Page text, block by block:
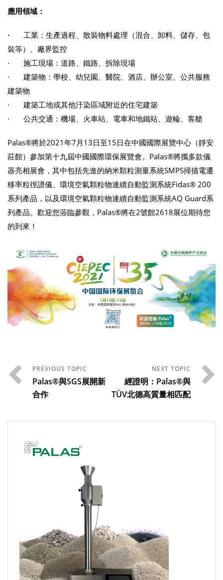
應用領域：
· 工業：生產過程、散裝物料處理（混合、卸料、儲存、包
裝等）、廠界監控
· 施工現場：道路、鐵路、拆除現場
· 建築物：學校、幼兒園、醫院、酒店、辦公室、公共服務
建築物
· 建築工地或其他汙染區域附近的住宅建築
· 公共交通：機場、火車站、電車和地鐵站、遊輪、客艙
Palas®將於2021年7月13日至15日在中國國際展覽中心（靜安
莊館）參加第十九屆中國國際環保展覽會。Palas®將攜多款儀
器亮相展會，其中包括先進的納米顆粒測量系統SMPS掃描電遷
移率粒徑譜儀、環境空氣顆粒物連續自動監測系統Fidas® 200
系列產品，以及環境空氣顆粒物連續自動監測系統AQ Guard系
列產品。歡迎您蒞臨參觀，Palas®將在2號館2618展位期待您
的到來！
Palas®與SGS展開新
合作
經證明：Palas®與
TÜV北德高質量相匹配